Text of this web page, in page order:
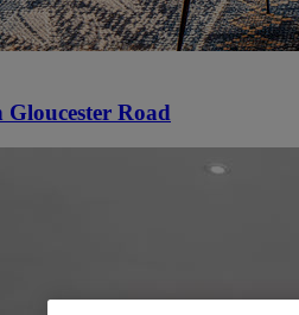
Road